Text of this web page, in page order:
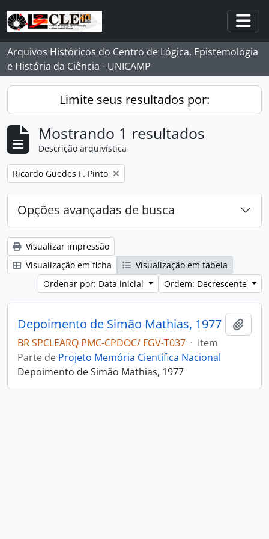
Skip to main content
Arquivos Históricos do Centro de Lógica, Epistemologia
e História da Ciência - UNICAMP
Limite seus resultados por:
Mostrando 1 resultados
Descrição arquivística
Remover filtro:
Ricardo Guedes F. Pinto
Opções avançadas de busca
Visualizar impressão
Visualização em ficha
Visualização em tabela
Ordenar por: Data inicial
Ordem: Decrescente
Depoimento de Simão Mathias, 1977
BR SPCLEARQ PMC-CPDOC/ FGV-T037 · Item
Parte de Projeto Memória Científica Nacional
Depoimento de Simão Mathias, 1977